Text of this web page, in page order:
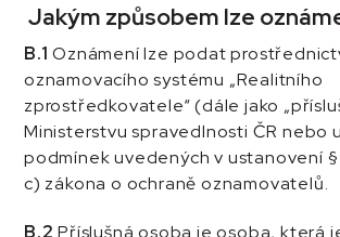
Jakým způsobem lze
B.1Oznámení lze podat
oznamovacího systému „Realitního
zprostředkovatele“ (dále jako
Ministerstvu spravedlnosti ČR nebo
podmínek uvedených v ustanovení §
c) zákona o ochraně oznamovatelů.
B.2Příslušná osoba je osoba, která